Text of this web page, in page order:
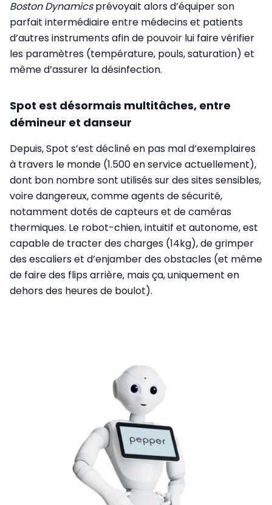
Boston Dynamicsprévoyait alors d’équiper son
parfait intermédiaire entre médecins et patients
d’autres instruments afin de pouvoir lui faire vérifier
les paramètres (température, pouls, saturation) et
même d’assurer la désinfection.
Spot est désormais multitâches, entre
démineur et danseur
Depuis, Spot s’est décliné en pas mal d’exemplaires
à travers le monde (1.500 en service actuellement),
dont bon nombre sont utilisés sur des sites sensibles,
voire dangereux, comme agents de sécurité,
notamment dotés de capteurs et de caméras
thermiques. Le robot-chien, intuitif et autonome, est
capable de tracter des charges (14kg), de grimper
des escaliers et d’enjamber des obstacles (et même
de faire des flips arrière, mais ça, uniquement en
dehors des heures de boulot).